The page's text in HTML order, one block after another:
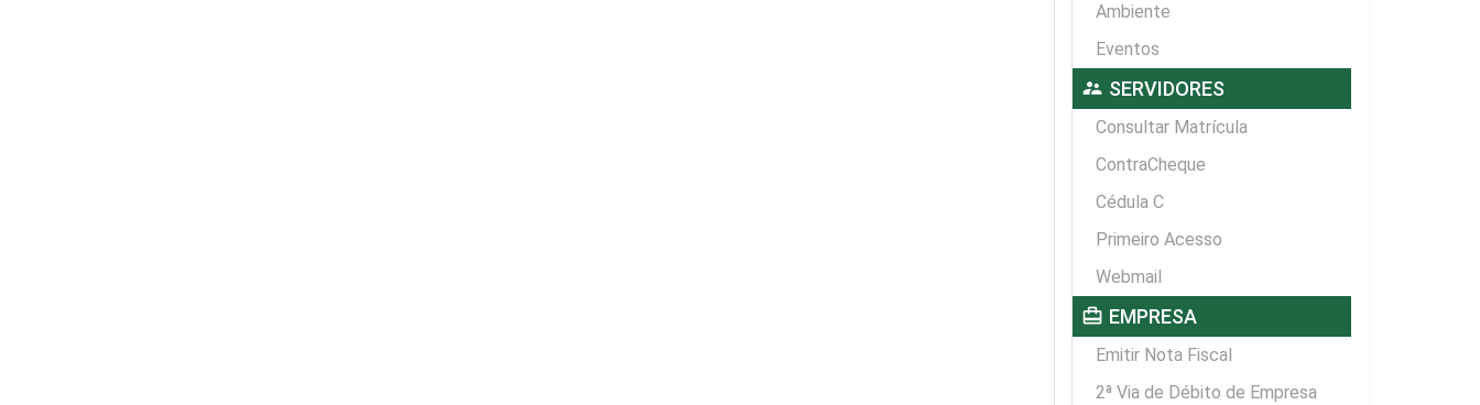
Ambiente
Eventos
supervisor_account SERVIDORES
Consultar Matrícula
ContraCheque
Cédula C
Primeiro Acesso
Webmail
card_travel EMPRESA
Emitir Nota Fiscal
2ª Via de Débito de Empresa